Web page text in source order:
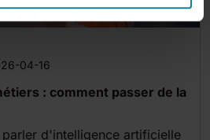
04-16
: comment passer de la
d'intelligence artificielle